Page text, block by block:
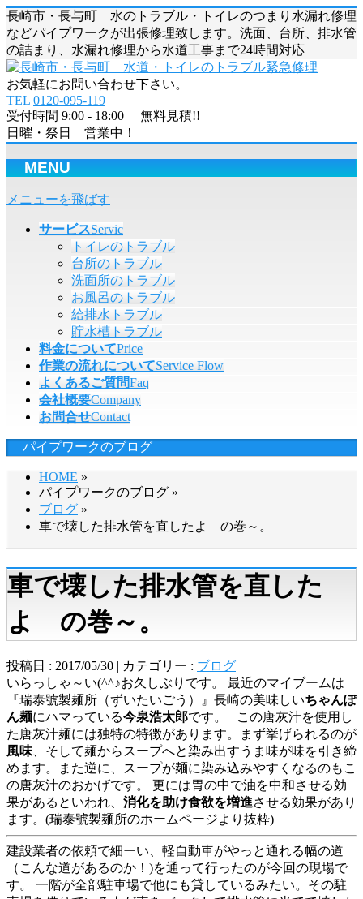
長崎市・長与町 水のトラブル・トイレのつまり水漏れ修理
などパイプワークが出張修理致します。洗面、台所、排水管
の詰まり、水漏れ修理から水道工事まで24時間対応
お気軽にお問い合わせ下さい。
TEL 0120-095-119
受付時間 9:00 - 18:00 無料見積!!
日曜・祭日 営業中！
MENU
メニューを飛ばす
サービスServic
トイレのトラブル
台所のトラブル
洗面所のトラブル
お風呂のトラブル
給排水トラブル
貯水槽トラブル
料金についてPrice
作業の流れについてService Flow
よくあるご質問Faq
会社概要Company
お問合せContact
パイプワークのブログ
HOME »
パイプワークのブログ »
ブログ »
車で壊した排水管を直したよ の巻～。
車で壊した排水管を直した
よ の巻～。
投稿日 : 2017/05/30 | カテゴリー : ブログ
いらっしゃ～い(^^♪お久しぶりです。 最近のマイブームは
『瑞泰號製麺所（ずいたいごう）』長崎の美味しいちゃんぽ
ん麺にハマっている今泉浩太郎です。 この唐灰汁を使用し
た唐灰汁麺には独特の特徴があります。まず挙げられるのが
風味 、そして麺からスープへと染み出すうま味が味を引き締
めます。また逆に、スープが麺に染み込みやすくなるのもこ
の唐灰汁のおかげです。 更には胃の中で油を中和させる効
果があるといわれ、 消化を助け食欲を増進させる効果があり
ます。(瑞泰號製麺所のホームページより抜粋)
建設業者の依頼で細ーい、軽自動車がやっと通れる幅の道
（こんな道があるのか！)を通って行ったのが今回の現場で
す。 一階が全部駐車場で他にも貸しているみたい。その駐